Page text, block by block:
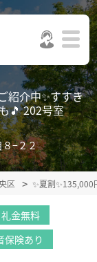
紹介中✨すすき
🎵 202号室
８−２２
区 ✨夏割
金無料
保険あり